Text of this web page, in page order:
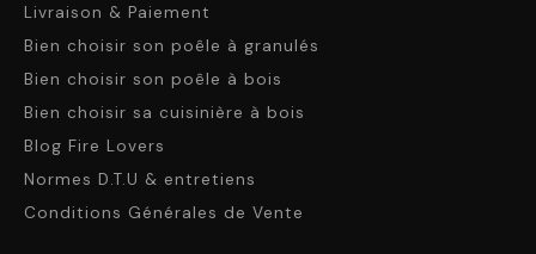
Livraison & Paiement
Bien choisir son poêle à granulés
Bien choisir son poêle à bois
Bien choisir sa cuisinière à bois
Blog Fire Lovers
Normes D.T.U & entretiens
Conditions Générales de Vente